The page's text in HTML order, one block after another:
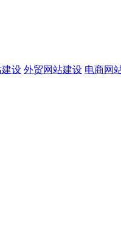
设 外贸网站建设 电商网